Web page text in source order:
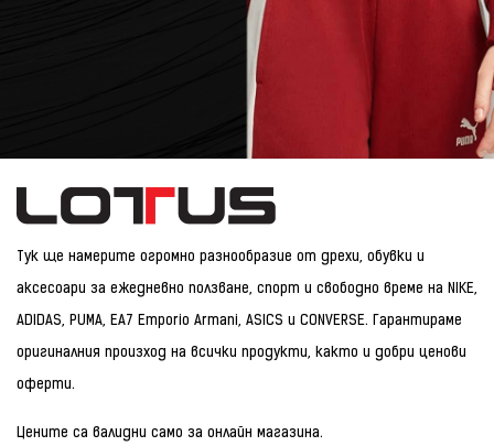
Тук ще намерите огромно разнообразие от дрехи, обувки и
аксесоари за ежедневно ползване, спорт и свободно време на NIKE,
ADIDAS, PUMA, EA7 Emporio Armani, ASICS и CONVERSE. Гарантираме
оригиналния произход на всички продукти, както и добри ценови
оферти.
Цените са валидни само за онлайн магазина.